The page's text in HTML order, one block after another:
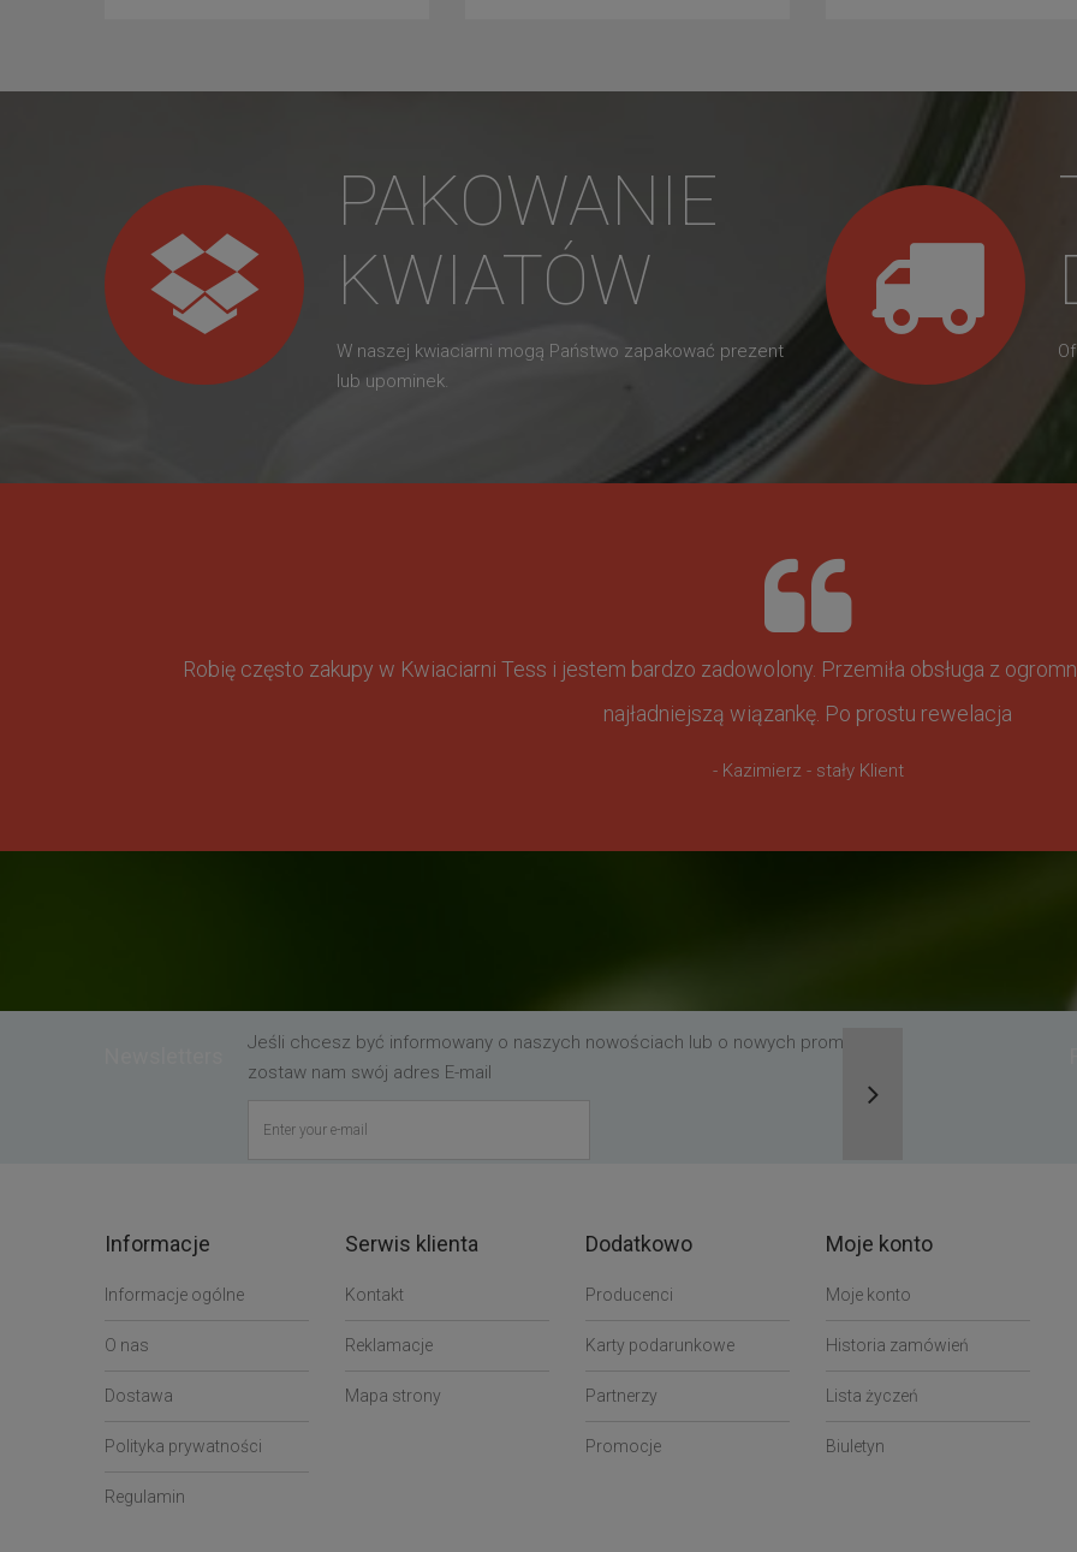
PAKOWANIE
KWIATÓW
W naszej kwiaciarni mogą Państwo zapakować prezent
lub upominek.
Robię często zakupy w Kwiaciarni Tess i jestem bardzo zadowolony. Przemiła obsługa z
najładniejszą wiązankę. Po prostu rewelacja
- Kazimierz - stały Klient
Jeśli chcesz być informowany o naszych nowościach lub o nowych promocjach,
zostaw nam swój adres E-mail
Informacje
Informacje ogólne
O nas
Dostawa
Polityka prywatności
Regulamin
Serwis klienta
Kontakt
Reklamacje
Mapa strony
Dodatkowo
Producenci
Karty podarunkowe
Partnerzy
Promocje
Moje konto
Moje konto
Historia zamówień
Lista życzeń
Biuletyn